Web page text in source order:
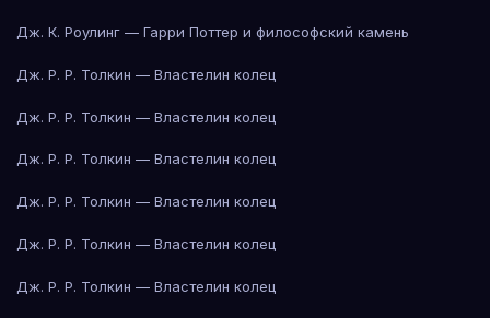
Дж. К. Роулинг — Гарри Поттер и философский камень
Дж. Р. Р. Толкин — Властелин колец
Дж. Р. Р. Толкин — Властелин колец
Дж. Р. Р. Толкин — Властелин колец
Дж. Р. Р. Толкин — Властелин колец
Дж. Р. Р. Толкин — Властелин колец
Дж. Р. Р. Толкин — Властелин колец